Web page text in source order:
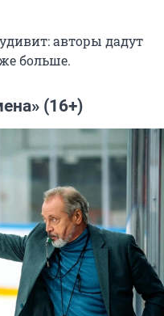
авторы дадут
больше.
(16+)